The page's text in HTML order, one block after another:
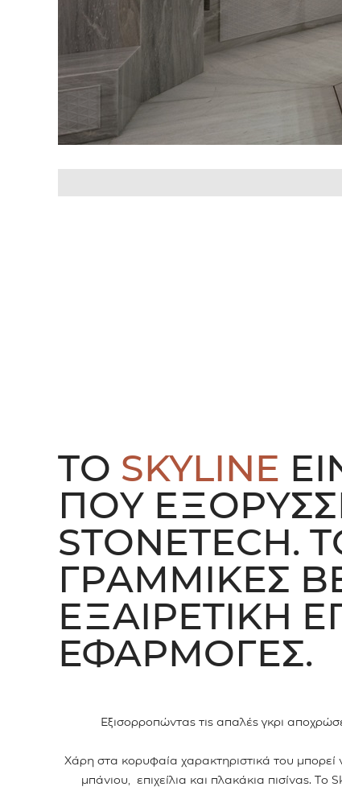
ΤΟ SKYLINE
ΠΟΥ
ΓΡΑΜΜΙΚΈΣ
ΕΞΑΙΡΕΤΙΚΉ
ΕΦΑΡΜΟΓΈΣ.
Εξισορροπώντας τις απαλές γκρι
Χάρη στα κορυφαία χαρακτηριστικά του
μπάνιου, επιχείλια και πλακάκια πισίνας.